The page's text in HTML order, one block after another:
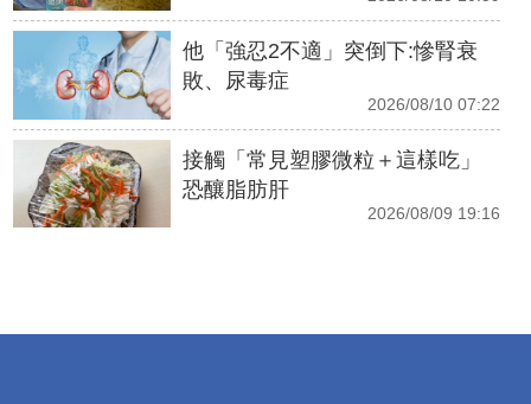
他「強忍2不適」突倒下:慘腎衰
敗、尿毒症
2026/08/10 07:22
接觸「常見塑膠微粒＋這樣吃」
恐釀脂肪肝
2026/08/09 19:16